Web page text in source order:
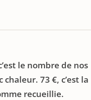
le nombre de nos
chaleur. 73 €, c’est la
recueillie.